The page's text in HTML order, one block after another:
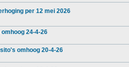
per 12 mei 2026
24-4-26
omhoog 20-4-26